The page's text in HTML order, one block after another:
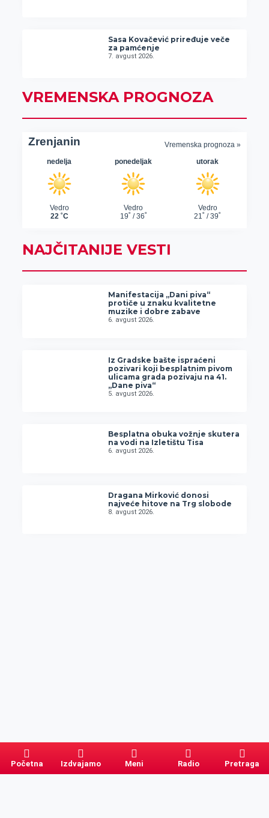
Sasa Kovačević priređuje veče
za pamćenje
7. avgust 2026.
VREMENSKA PROGNOZA
NAJČITANIJE VESTI
Manifestacija „Dani piva“
protiče u znaku kvalitetne
muzike i dobre zabave
6. avgust 2026.
Iz Gradske bašte ispraćeni
pozivari koji besplatnim pivom
ulicama grada pozivaju na 41.
„Dane piva“
5. avgust 2026.
Besplatna obuka vožnje skutera
na vodi na Izletištu Tisa
6. avgust 2026.
Dragana Mirković donosi
najveće hitove na Trg slobode
8. avgust 2026.
Početna Izdvajamo Meni Radio Pretraga